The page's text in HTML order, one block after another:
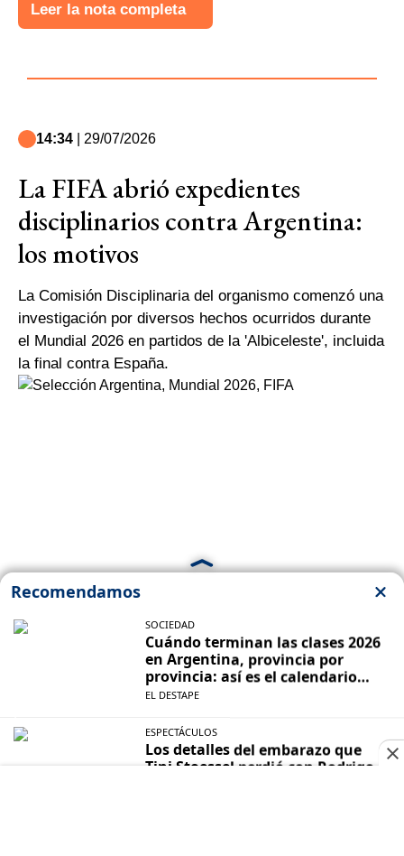
Leer la nota completa
14:34 | 29/07/2026
La FIFA abrió expedientes
disciplinarios contra Argentina:
los motivos
La Comisión Disciplinaria del organismo comenzó una
investigación por diversos hechos ocurridos durante
el Mundial 2026 en partidos de la 'Albiceleste', incluida
la final contra España.
Los incidentes protagonizados por cuerpo técnico y
jugadores tras la final contra España son uno de los
motivos por los que la FIFA abrió un expediente
disciplinario contra la Selección Argentina.